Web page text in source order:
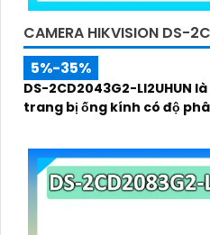
CAMERA HIKVISION DS-
5%-35%
DS-2CD2043G2-LI2UHUN
trang bị ống kính có độ